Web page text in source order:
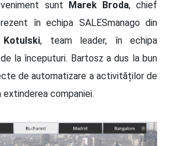
sunt Marek Broda, chief
în echipa SALESmanago din
, team leader, în echipa
la începuturi. Bartosz a dus la bun
de automatizare a activităților de
companiei.